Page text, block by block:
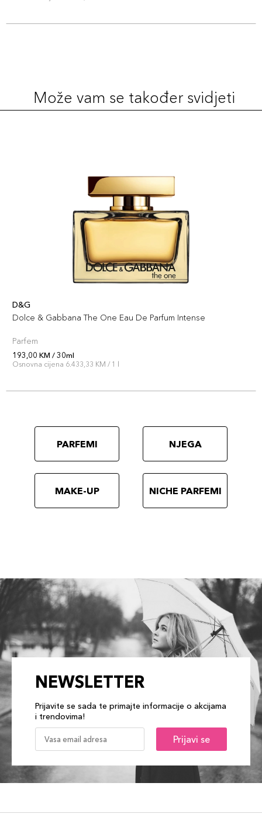
Može vam se također svidjeti
D&G
Dolce & Gabbana The One Eau De Parfum Intense
Parfem
193,00 KM / 30ml
Osnovna cijena 6.433,33 KM / 1 l
PARFEMI NJEGA
MAKE-UP NICHE PARFEMI
NEWSLETTER
Prijavite se sada te primajte informacije o akcijama
i trendovima!
Prijavi se